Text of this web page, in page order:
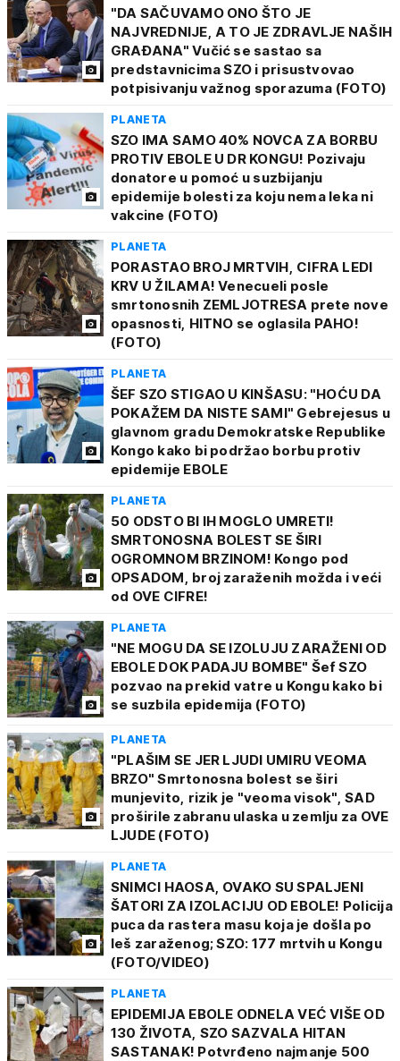
"DA SAČUVAMO ONO ŠTO JE
NAJVREDNIJE, A TO JE ZDRAVLJE NAŠIH
GRAĐANA" Vučić se sastao sa
predstavnicima SZO i prisustvovao
potpisivanju važnog sporazuma (FOTO)
PLANETA
SZO IMA SAMO 40% NOVCA ZA BORBU
PROTIV EBOLE U DR KONGU! Pozivaju
donatore u pomoć u suzbijanju
epidemije bolesti za koju nema leka ni
vakcine (FOTO)
PLANETA
PORASTAO BROJ MRTVIH, CIFRA LEDI
KRV U ŽILAMA! Venecueli posle
smrtonosnih ZEMLJOTRESA prete nove
opasnosti, HITNO se oglasila PAHO!
(FOTO)
PLANETA
ŠEF SZO STIGAO U KINŠASU: "HOĆU DA
POKAŽEM DA NISTE SAMI" Gebrejesus u
glavnom gradu Demokratske Republike
Kongo kako bi podržao borbu protiv
epidemije EBOLE
PLANETA
50 ODSTO BI IH MOGLO UMRETI!
SMRTONOSNA BOLEST SE ŠIRI
OGROMNOM BRZINOM! Kongo pod
OPSADOM, broj zaraženih možda i veći
od OVE CIFRE!
PLANETA
"NE MOGU DA SE IZOLUJU ZARAŽENI OD
EBOLE DOK PADAJU BOMBE" Šef SZO
pozvao na prekid vatre u Kongu kako bi
se suzbila epidemija (FOTO)
PLANETA
"PLAŠIM SE JER LJUDI UMIRU VEOMA
BRZO" Smrtonosna bolest se širi
munjevito, rizik je "veoma visok", SAD
proširile zabranu ulaska u zemlju za OVE
LJUDE (FOTO)
PLANETA
SNIMCI HAOSA, OVAKO SU SPALJENI
ŠATORI ZA IZOLACIJU OD EBOLE! Policija
puca da rastera masu koja je došla po
leš zaraženog; SZO: 177 mrtvih u Kongu
(FOTO/VIDEO)
PLANETA
EPIDEMIJA EBOLE ODNELA VEĆ VIŠE OD
130 ŽIVOTA, SZO SAZVALA HITAN
SASTANAK! Potvrđeno najmanje 500